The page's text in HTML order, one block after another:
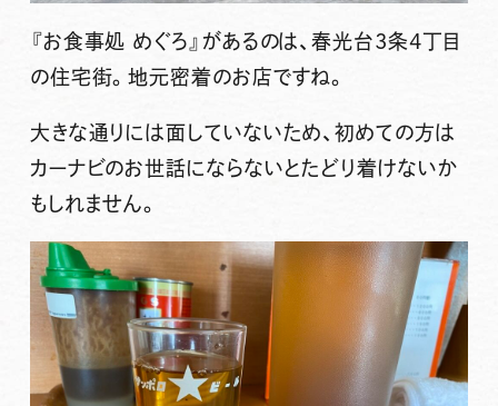
『お食事処 めぐろ』 があるのは、春光台3条4丁目
の住宅街。地元密着のお店ですね。
大きな通りには面していないため、初めての方は
カーナビのお世話にならないとたどり着けないか
もしれません。